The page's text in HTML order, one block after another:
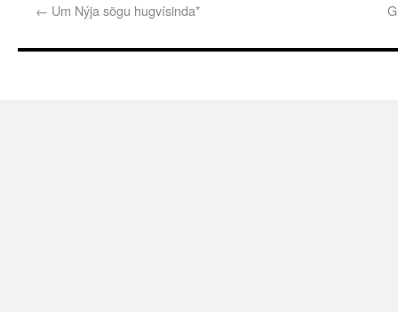
← Um Nýja sögu hugvísinda*